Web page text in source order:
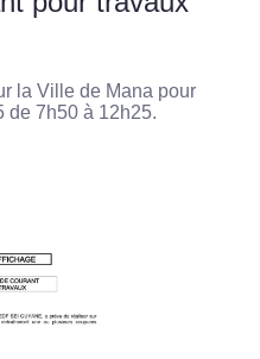
la Ville de Mana pour
de 7h50 à 12h25.